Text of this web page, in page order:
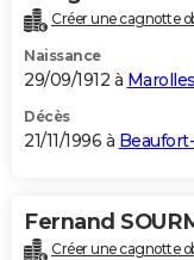
Créer une cagnotte
Naissance
29/09/1912 à
Décès
21/11/1996 à
Fernand
Créer une cagnotte